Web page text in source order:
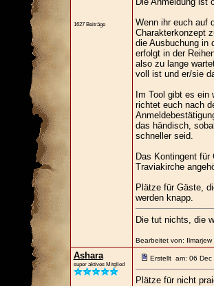
1627 Beiträge
Wenn ihr euch auf
Charakterkonzept
die Ausbuchung in
erfolgt in der
also zu lange
voll ist und er/sie
Im Tool gibt es
richtet euch nach
das händisch,
schneller seid.
Das Kontingent für
Traviakirche
Plätze für Gäste,
werden knapp.
Die tut nichts, die
Bearbeitet von:
Ashara
super aktives Mitglied
Erstellt am: 06
Plätze für nicht